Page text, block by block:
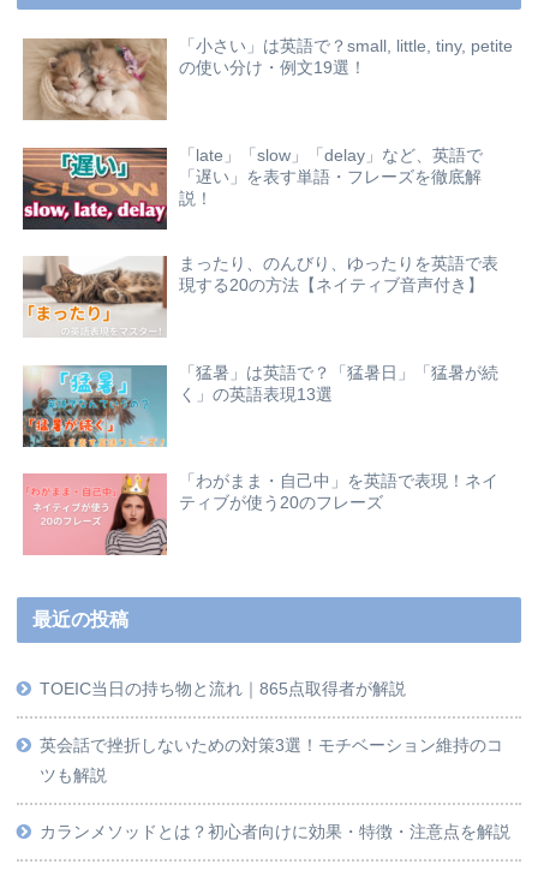
「小さい」は英語で？small, little, tiny, petite
の使い分け・例文19選！
「late」「slow」「delay」など、英語で
「遅い」を表す単語・フレーズを徹底解
説！
まったり、のんびり、ゆったりを英語で表
現する20の方法【ネイティブ音声付き】
「猛暑」は英語で？「猛暑日」「猛暑が続
く」の英語表現13選
「わがまま・自己中」を英語で表現！ネイ
ティブが使う20のフレーズ
最近の投稿
TOEIC当日の持ち物と流れ｜865点取得者が解説
英会話で挫折しないための対策3選！モチベーション維持のコ
ツも解説
カランメソッドとは？初心者向けに効果・特徴・注意点を解説